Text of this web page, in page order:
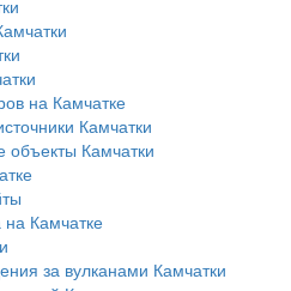
на Камчатке
Камчатки
объекты Камчатки
Камчатке
за вулканами Камчатки